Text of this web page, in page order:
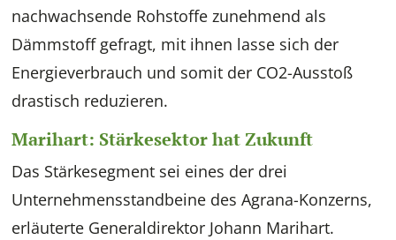
nachwachsende Rohstoffe zunehmend als
Dämmstoff gefragt, mit ihnen lasse sich der
Energieverbrauch und somit der CO2-Ausstoß
drastisch reduzieren.
Marihart: Stärkesektor hat Zukunft
Das Stärkesegment sei eines der drei
Unternehmensstandbeine des Agrana-Konzerns,
erläuterte Generaldirektor Johann Marihart.